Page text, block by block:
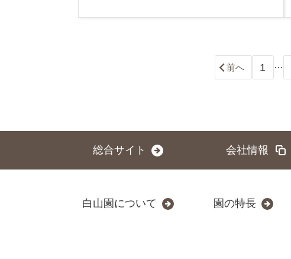
前へ 1 …
総合サイト 会社情報
白山園について 園の特長